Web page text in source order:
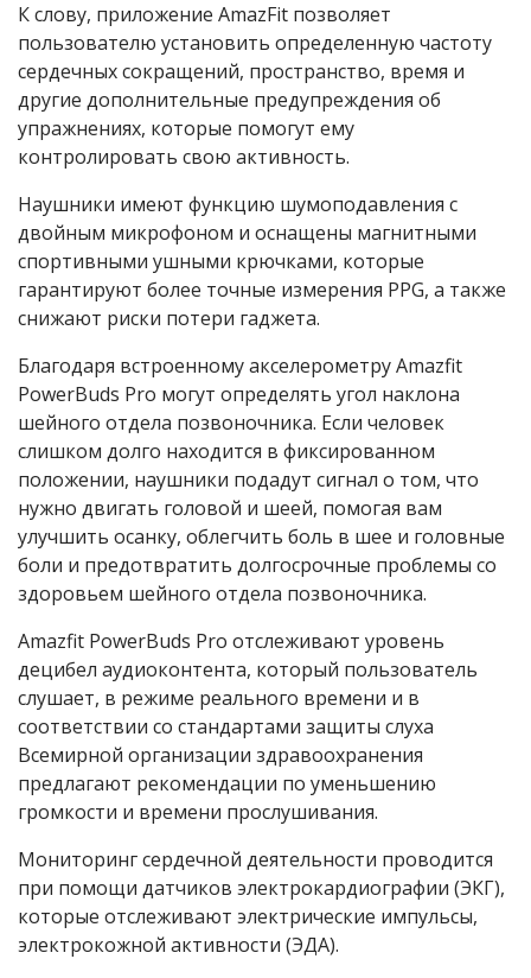
К слову, приложение AmazFit позволяет
пользователю установить определенную частоту
сердечных сокращений, пространство, время и
другие дополнительные предупреждения об
упражнениях, которые помогут ему
контролировать свою активность.
Наушники имеют функцию шумоподавления с
двойным микрофоном и оснащены магнитными
спортивными ушными крючками, которые
гарантируют более точные измерения PPG, а также
снижают риски потери гаджета.
Благодаря встроенному акселерометру Amazfit
PowerBuds Pro могут определять угол наклона
шейного отдела позвоночника. Если человек
слишком долго находится в фиксированном
положении, наушники подадут сигнал о том, что
нужно двигать головой и шеей, помогая вам
улучшить осанку, облегчить боль в шее и головные
боли и предотвратить долгосрочные проблемы со
здоровьем шейного отдела позвоночника.
Amazfit PowerBuds Pro отслеживают уровень
децибел аудиоконтента, который пользователь
слушает, в режиме реального времени и в
соответствии со стандартами защиты слуха
Всемирной организации здравоохранения
предлагают рекомендации по уменьшению
громкости и времени прослушивания.
Мониторинг сердечной деятельности проводится
при помощи датчиков электрокардиографии (ЭКГ),
которые отслеживают электрические импульсы,
электрокожной активности (ЭДА).